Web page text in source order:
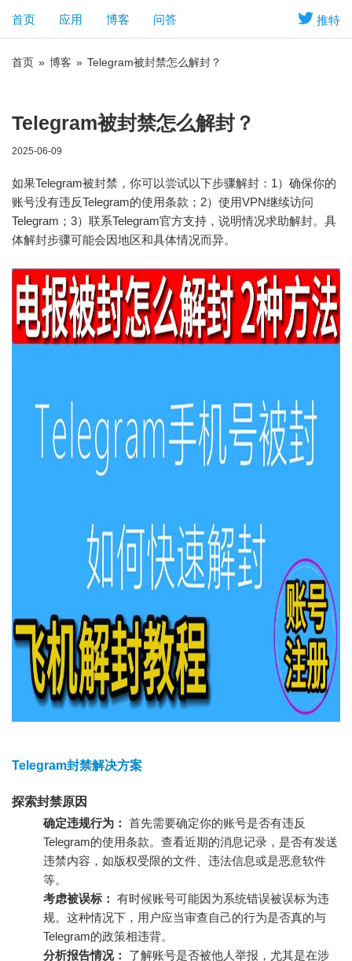
推特
首页 应用 博客 问答
首页 » 博客 » Telegram被封禁怎么解封？
Telegram被封禁怎么解封？
2025-06-09
如果Telegram被封禁，你可以尝试以下步骤解封：1）确保你的
账号没有违反Telegram的使用条款；2）使用VPN继续访问
Telegram；3）联系Telegram官方支持，说明情况求助解封。具
体解封步骤可能会因地区和具体情况而异。
Telegram封禁解决方案
探索封禁原因
确定违规行为： 首先需要确定你的账号是否有违反
Telegram的使用条款。查看近期的消息记录，是否有发送
违禁内容，如版权受限的文件、违法信息或是恶意软件
等。
考虑被误标： 有时候账号可能因为系统错误被误标为违
规。这种情况下，用户应当审查自己的行为是否真的与
Telegram的政策相违背。
分析报告情况：
了解账号是否被他人举报，尤其是在涉